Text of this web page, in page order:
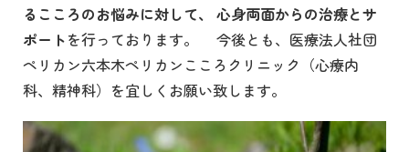
るこころのお悩みに対して、 心身両面からの治療とサ
ポートを行っております。 今後とも、医療法人社団
ペリカン六本木ペリカンこころクリニック（心療内
科、精神科）を宜しくお願い致します。